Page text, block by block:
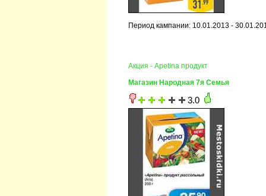
Период кампании: 10.01.2013 -
Акция - Apetina продукт
Магазин Народная 7я Семья
3.0